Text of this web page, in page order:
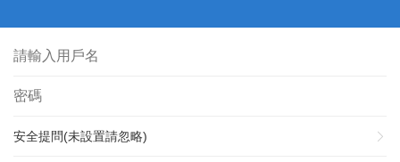
安全提問(未設置請忽略)